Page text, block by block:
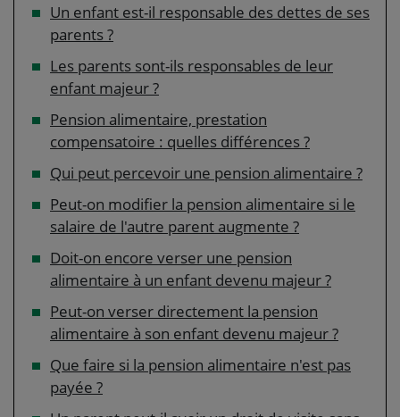
Un enfant est-il responsable des dettes de ses
parents ?
Les parents sont-ils responsables de leur
enfant majeur ?
Pension alimentaire, prestation
compensatoire : quelles différences ?
Qui peut percevoir une pension alimentaire ?
Peut-on modifier la pension alimentaire si le
salaire de l'autre parent augmente ?
Doit-on encore verser une pension
alimentaire à un enfant devenu majeur ?
Peut-on verser directement la pension
alimentaire à son enfant devenu majeur ?
Que faire si la pension alimentaire n'est pas
payée ?